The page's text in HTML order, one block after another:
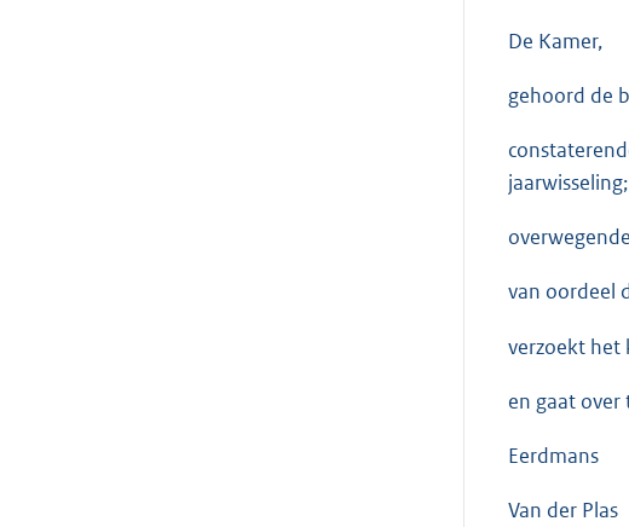
De Kamer,
gehoord de
jaarwisseling;
van oordeel
verzoekt het
en gaat over
Eerdmans
Van der Plas